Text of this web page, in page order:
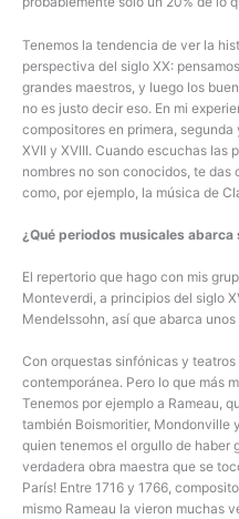
Tenemos la tendencia de ver la
perspectiva del siglo XX:
grandes maestros, y luego los
no es justo decir eso. En mi
compositores en primera,
XVII y XVIII. Cuando escuchas las
nombres no son conocidos, te
como, por ejemplo, la música de
¿Qué periodos musicales abarca
El repertorio que hago con mis
Monteverdi, a principios del siglo
Mendelssohn, así que abarca unos
Con orquestas sinfónicas y
contemporánea. Pero lo que más
Tenemos por ejemplo a Rameau,
también Boismoritier, Mondonville
quien tenemos el orgullo de haber
verdadera obra maestra que se
París! Entre 1716 y 1766,
mismo Rameau la vieron muchas